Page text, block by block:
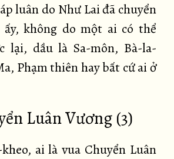
luân do Như Lai đã chuyển
ấy, không do một ai có thể
lại, dầu là Sa-môn, Bà-la-
Phạm thiên hay bất cứ ai ở
Luân Vương (3)
ai là vua Chuyển Luân